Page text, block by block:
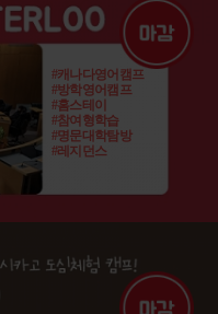
#캐나다영어캠프
#방학영어캠프
#홈스테이
#참여형학습
#명문대학탐방
#레지던스